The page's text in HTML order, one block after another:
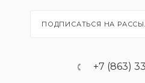
ПОДПИСАТЬСЯ НА
+7 (863)